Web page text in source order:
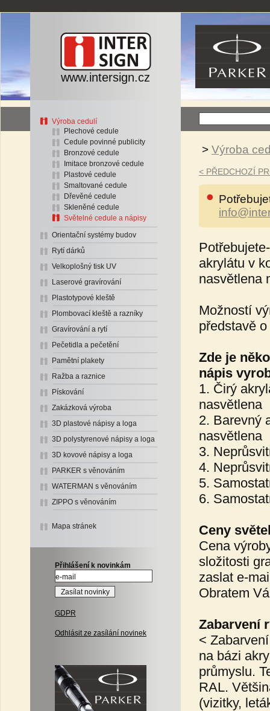
www.intersign.cz
Výroba cedulí
Plechové cedule
Cedule povinné publicity
Bronzové cedule
Imitace bronzové cedule
Plastové cedule
Smaltované cedule
Dřevěné cedule
Skleněné cedule
Světelné cedule a nápisy
Orientační systémy budov
Rytí dárků
Velkoplošný tisk UV
Laserové gravírování
Plastotypové kleště
Plombovací kleště a razníky
Gravírování a rytí
Pečetidla a pečetění
Pamětní plakety
Ražba a raznice
Pískování
Zakázková výroba
3D plastové nápisy a loga
3D polystyrenové nápisy a loga
3D kovové nápisy a loga
PARKER s věnováním
WATERMAN s věnováním
ZIPPO s věnováním
Mapa stránek
Přihlášení k novinkám
GDPR
Odhlásit ze zasílání novinek
> Výroba
< PŘEDCHOZÍ
akrylátu v
nasvětlena
Možností
představě
Zde je
nápis
1. Čirý
nasvětlena
2. Barevný
nasvětlena
3.
4.
5.
6.
Ceny
Cena
složitosti
zaslat e-
Obratem
Zabarvení
<
na bázi
průmyslu.
RAL.
(vizitky,